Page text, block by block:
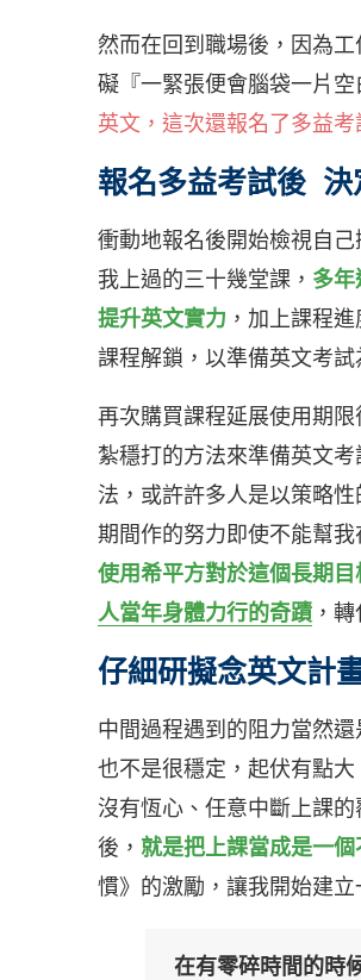
然而在回到職場後，因為
礙『一緊張便會腦袋一片空
英文，這次還報名了多益考
報名多益考試後 決
衝動地報名後開始檢視自
我上過的三十幾堂課， 多年
提升英文實力 ，加上課程
課程解鎖，以準備英文考
再次購買課程延展使用期
紮穩打的方法來準備英文
法，或許許多人是以策略性
期間作的努力即使不能幫
使用希平方對於這個長期
人當年身體力行的奇蹟 ，
仔細研擬念英文計
中間過程遇到的阻力當然
也不是很穩定，起伏有點
沒有恆心、任意中斷上課
後， 就是把上課當成是一
慣》的激勵，讓我開始建立
在有零碎時間的時